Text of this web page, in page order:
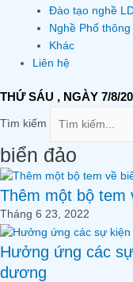
Đào tạo nghề
Nghề Phổ thông
Khác
Liên hệ
THỨ SÁU , NGÀY 7/8/
Tìm kiếm
biển đảo
Thêm một bộ tem
Tháng 6 23, 2022
Hưởng ứng các
dương